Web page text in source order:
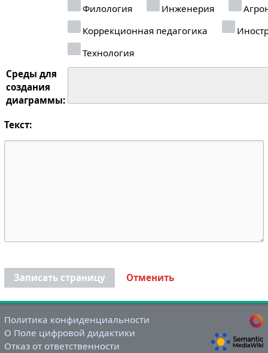
Филология
Инженерия
Коррекционная педагогика
Технология
Среды для
создания
диаграммы:
Текст:
Записать страницу Отменить
Политика конфиденциальности
О Поле цифровой дидактики
Отказ от ответственности